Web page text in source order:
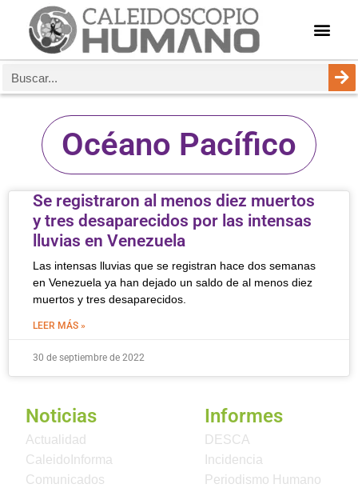
Océano Pacífico
Se registraron al menos diez muertos
y tres desaparecidos por las intensas
lluvias en Venezuela
Las intensas lluvias que se registran hace dos semanas
en Venezuela ya han dejado un saldo de al menos diez
muertos y tres desaparecidos.
LEER MÁS »
30 de septiembre de 2022
Noticias
Actualidad
CaleidoInforma
Comunicados
Informes
DESCA
Incidencia
Periodismo Humano